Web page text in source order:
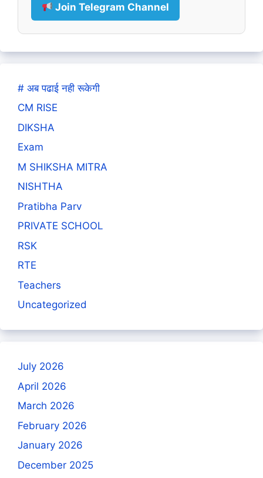
Join Telegram Channel
# अब पढाई नही रूकेगी
CM RISE
DIKSHA
Exam
M SHIKSHA MITRA
NISHTHA
Pratibha Parv
PRIVATE SCHOOL
RSK
RTE
Teachers
Uncategorized
July 2026
April 2026
March 2026
February 2026
January 2026
December 2025